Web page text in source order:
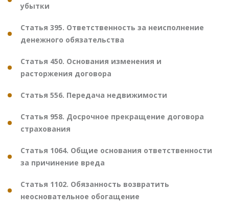
убытки
Статья 395. Ответственность за неисполнение
денежного обязательства
Статья 450. Основания изменения и
расторжения договора
Статья 556. Передача недвижимости
Статья 958. Досрочное прекращение договора
страхования
Статья 1064. Общие основания ответственности
за причинение вреда
Статья 1102. Обязанность возвратить
неосновательное обогащение